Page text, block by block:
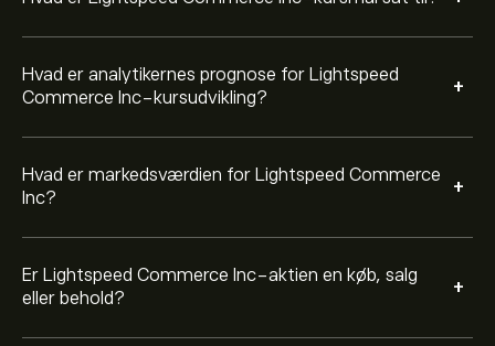
Hvad er analytikernes prognose for Lightspeed
Commerce Inc-kursudvikling?
+
Hvad er markedsværdien for Lightspeed Commerce
Inc?
+
Er Lightspeed Commerce Inc-aktien en køb, salg
eller behold?
+